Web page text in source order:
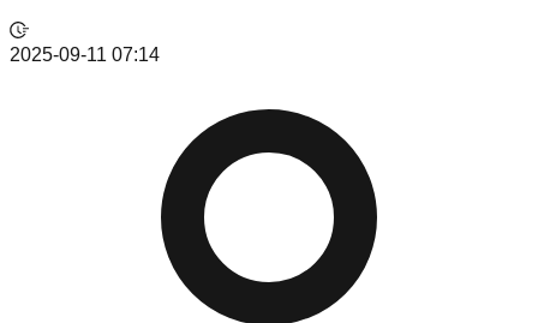
2025-09-11 07:14